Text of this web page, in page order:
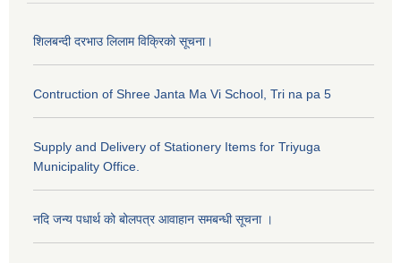
शिलबन्दी दरभाउ लिलाम विक्रिको सूचना।
Contruction of Shree Janta Ma Vi School, Tri na pa 5
Supply and Delivery of Stationery Items for Triyuga
Municipality Office.
नदि जन्य पधार्थ को बोलपत्र आवाहान समबन्धी सूचना ।